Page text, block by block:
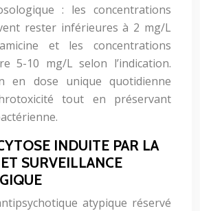
: les concentrations
rester inférieures à 2 mg/L
et les concentrations
5-10 mg/L selon l’indication.
en dose unique quotidienne
tout en préservant
INDUITE PAR LA
SURVEILLANCE
atypique réservé